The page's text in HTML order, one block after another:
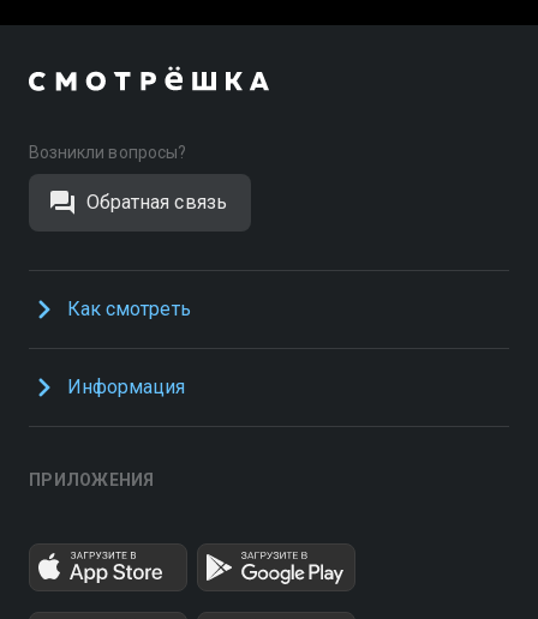
Возникли вопросы?
Обратная связь
Как смотреть
Информация
ПРИЛОЖЕНИЯ